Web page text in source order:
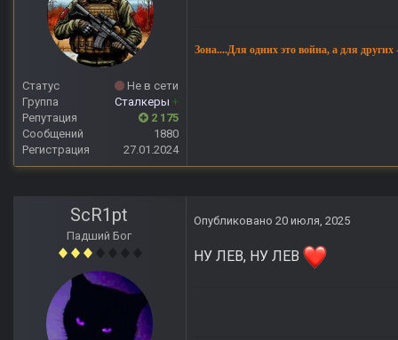
Статус
Не в сети
Группа
Сталкеры +
Репутация
2 175
Сообщений
1880
Регистрация
27.01.2024
Зона....Для одних это война, а для
ScR1pt
Падший Бог
Опубликовано 20 июля, 2025
НУ ЛЕВ, НУ ЛЕВ